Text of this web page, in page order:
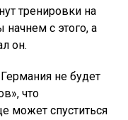
тренировки на
с этого, а
он.
не будет
что
может спуститься